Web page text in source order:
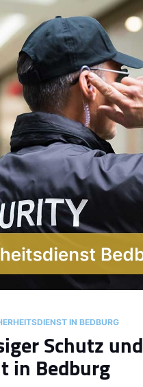
IN BEDBURG
Schutz und
in Bedburg